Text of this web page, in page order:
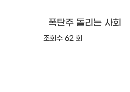
폭탄주 돌리는 사회
조회수 62 회